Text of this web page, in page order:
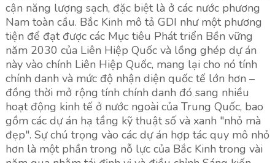
cận năng lượng sạch, đặc biệt là ở các nước phương
Nam toàn cầu. Bắc Kinh mô tả GDI như một phương
tiện để đạt được các Mục tiêu Phát triển Bền vững
năm 2030 của Liên Hiệp Quốc và lồng ghép dự án
này vào chính Liên Hiệp Quốc, mang lại cho nó tính
chính danh và mức độ nhận diện quốc tế lớn hơn –
đồng thời mở rộng tính chính danh đó sang nhiều
hoạt động kinh tế ở nước ngoài của Trung Quốc, bao
gồm các dự án hạ tầng kỹ thuật số và xanh "nhỏ mà
đẹp". Sự chú trọng vào các dự án hợp tác quy mô nhỏ
hơn là một phần trong nỗ lực của Bắc Kinh trong vài